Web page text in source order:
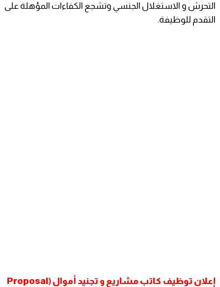
التحرش و الاستغلال الجنسي وتشجع الكفاءات المؤهلة على
التقدم للوظيفة.
إعلان توظيف كاتب مشاريع و تجنيد أموال (Proposal